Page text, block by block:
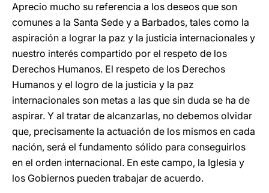
Aprecio mucho su referencia a los deseos que son
comunes a la Santa Sede y a Barbados, tales como la
aspiración a lograr la paz y la justicia internacionales y
nuestro interés compartido por el respeto de los
Derechos Humanos. El respeto de los Derechos
Humanos y el logro de la justicia y la paz
internacionales son metas a las que sin duda se ha de
aspirar. Y al tratar de alcanzarlas, no debemos olvidar
que, precisamente la actuación de los mismos en cada
nación, será el fundamento sólido para conseguirlos
en el orden internacional. En este campo, la Iglesia y
los Gobiernos pueden trabajar de acuerdo.